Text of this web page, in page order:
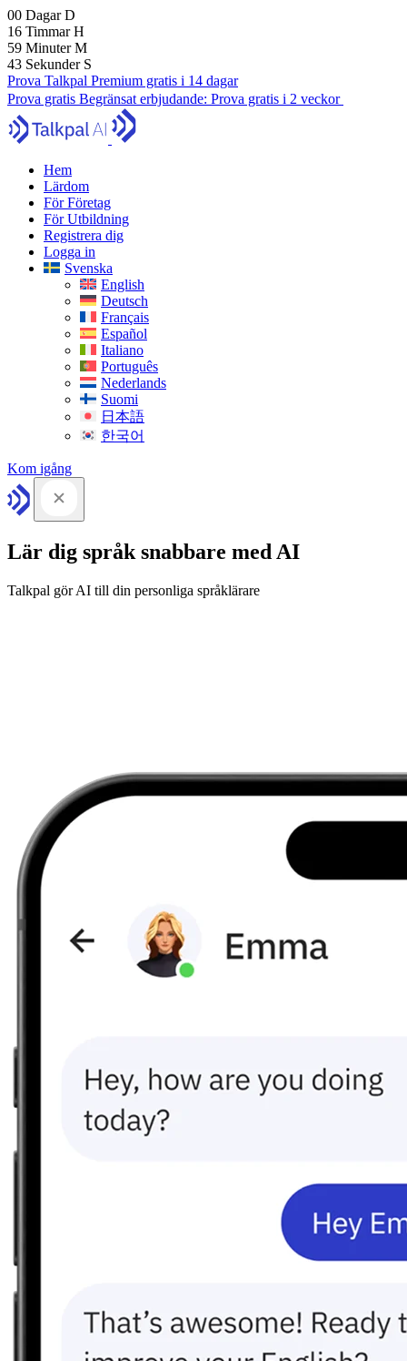
00 DagarD
16 TimmarH
59 MinuterM
41 Sekunder S
Prova Talkpal Premium gratis i 14 dagar
Prova gratis Begränsat erbjudande: Prova gratis i 2 veckor
Hem
Lärdom
För Företag
För Utbildning
Registrera dig
Logga in
Svenska
English
Deutsch
Français
Español
Italiano
Português
Nederlands
Suomi
日本語
한국어
Kom igång
Lär dig språk snabbare med AI
Talkpal gör AI till din personliga språklärare